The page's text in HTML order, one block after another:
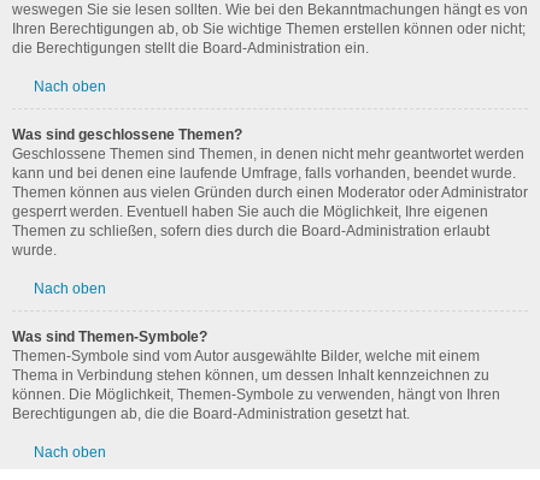
weswegen Sie sie lesen sollten. Wie bei den Bekanntmachungen hängt es von
Ihren Berechtigungen ab, ob Sie wichtige Themen erstellen können oder nicht;
die Berechtigungen stellt die Board-Administration ein.
Nach oben
Was sind geschlossene Themen?
Geschlossene Themen sind Themen, in denen nicht mehr geantwortet werden
kann und bei denen eine laufende Umfrage, falls vorhanden, beendet wurde.
Themen können aus vielen Gründen durch einen Moderator oder Administrator
gesperrt werden. Eventuell haben Sie auch die Möglichkeit, Ihre eigenen
Themen zu schließen, sofern dies durch die Board-Administration erlaubt
wurde.
Nach oben
Was sind Themen-Symbole?
Themen-Symbole sind vom Autor ausgewählte Bilder, welche mit einem
Thema in Verbindung stehen können, um dessen Inhalt kennzeichnen zu
können. Die Möglichkeit, Themen-Symbole zu verwenden, hängt von Ihren
Berechtigungen ab, die die Board-Administration gesetzt hat.
Nach oben